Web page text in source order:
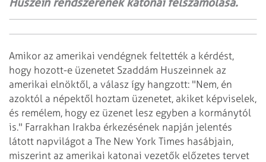
Amikor az amerikai vendégnek feltették a kérdést,
hogy hozott-e üzenetet Szaddám Huszeinnek az
amerikai elnöktől, a válasz így hangzott: "Nem, én
azoktól a népektől hoztam üzenetet, akiket képviselek,
és remélem, hogy ez üzenet lesz egyben a kormánytól
is." Farrakhan Irakba érkezésének napján jelentés
látott napvilágot a The New York Times hasábjain,
miszerint az amerikai katonai vezetők előzetes tervet